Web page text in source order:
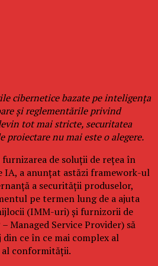
cibernetice bazate pe inteligența
și reglementările privind
tot mai stricte, securitatea
proiectare nu mai este o alegere.
de soluții de rețea în
IA, a anunțat astăzi framework-ul
a securității produselor,
pe termen lung de a ajuta
(IMM-uri) și furnizorii de
Managed Service Provider) să
ce în ce mai complex al
conformității.